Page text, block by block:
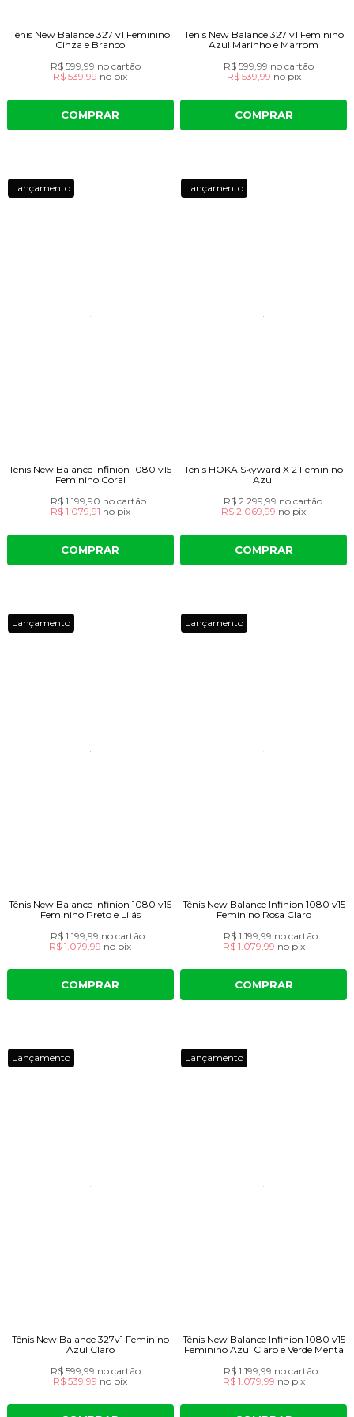
Tênis New Balance 327 v1 Feminino
Cinza e Branco
R$ 599,99 no cartão
R$ 539,99 no pix
COMPRAR
Tênis New Balance 327 v1 Feminino
Azul Marinho e Marrom
R$ 599,99 no cartão
R$ 539,99 no pix
COMPRAR
Lançamento
Tênis New Balance Infinion 1080 v15
Feminino Coral
R$ 1.199,90 no cartão
R$ 1.079,91 no pix
COMPRAR
Lançamento
Tênis HOKA Skyward X 2 Feminino
Azul
R$ 2.299,99 no cartão
R$ 2.069,99 no pix
COMPRAR
Lançamento
Tênis New Balance Infinion 1080 v15
Feminino Preto e Lilás
R$ 1.199,99 no cartão
R$ 1.079,99 no pix
COMPRAR
Lançamento
Tênis New Balance Infinion 1080 v15
Feminino Rosa Claro
R$ 1.199,99 no cartão
R$ 1.079,99 no pix
COMPRAR
Lançamento
Tênis New Balance 327v1 Feminino
Azul Claro
R$ 599,99 no cartão
R$ 539,99 no pix
Lançamento
Tênis New Balance Infinion 1080 v15
Feminino Azul Claro e Verde Menta
R$ 1.199,99 no cartão
R$ 1.079,99 no pix